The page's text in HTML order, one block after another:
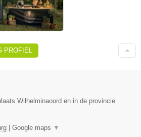
PROFIEL
Wilhelminaoord en in de provincie
Google maps ▼